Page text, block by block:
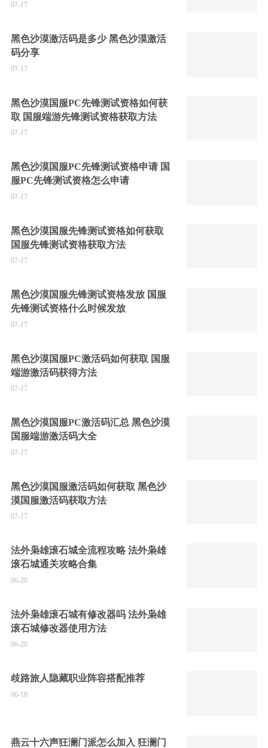
07-17
黑色沙漠激活码是多少 黑色沙漠激活
码分享
07-17
黑色沙漠国服PC先锋测试资格如何获
取 国服端游先锋测试资格获取方法
07-17
黑色沙漠国服PC先锋测试资格申请 国
服PC先锋测试资格怎么申请
07-17
黑色沙漠国服先锋测试资格如何获取
国服先锋测试资格获取方法
07-17
黑色沙漠国服先锋测试资格发放 国服
先锋测试资格什么时候发放
07-17
黑色沙漠国服PC激活码如何获取 国服
端游激活码获得方法
07-17
黑色沙漠国服PC激活码汇总 黑色沙漠
国服端游激活码大全
07-17
黑色沙漠国服激活码如何获取 黑色沙
漠国服激活码获取方法
07-17
法外枭雄滚石城全流程攻略 法外枭雄
滚石城通关攻略合集
06-20
法外枭雄滚石城有修改器吗 法外枭雄
滚石城修改器使用方法
06-20
歧路旅人隐藏职业阵容搭配推荐
06-18
燕云十六声狂澜门派怎么加入 狂澜门